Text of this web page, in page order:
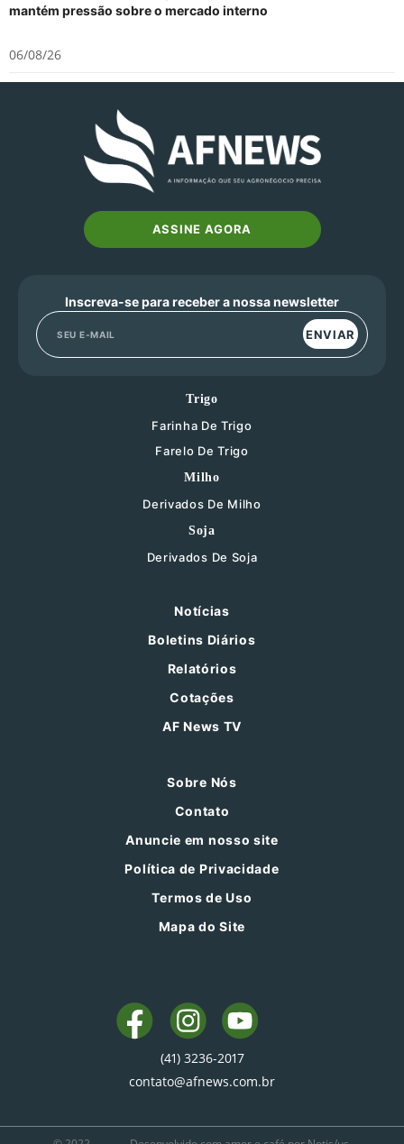
mantém pressão sobre o mercado interno
06/08/26
ASSINE AGORA
Inscreva-se para receber a nossa newsletter
ENVIAR
Trigo
Farinha De Trigo
Farelo De Trigo
Milho
Derivados De Milho
Soja
Derivados De Soja
Notícias
Boletins Diários
Relatórios
Cotações
AF News TV
Sobre Nós
Contato
Anuncie em nosso site
Política de Privacidade
Termos de Uso
Mapa do Site
(41) 3236-2017
contato@afnews.com.br